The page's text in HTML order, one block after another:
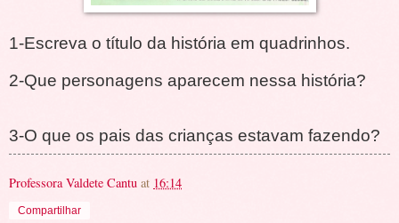
1-Escreva o título da história em quadrinhos.
2-Que personagens aparecem nessa história?
3-O que os pais das crianças estavam fazendo?
Professora Valdete Cantu at 16:14
Compartilhar